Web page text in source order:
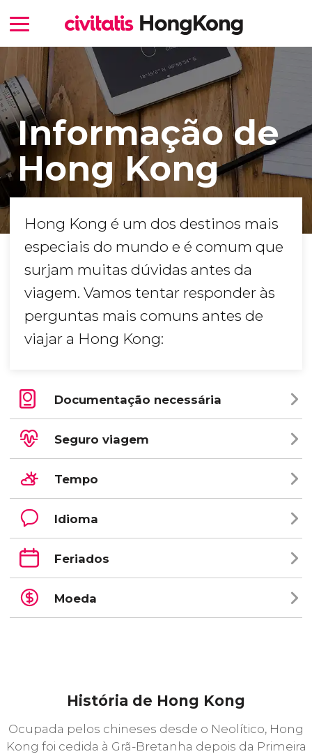
Informação de
Hong Kong
Hong Kong é um dos destinos mais
especiais do mundo e é comum que
surjam muitas dúvidas antes da
viagem. Vamos tentar responder às
perguntas mais comuns antes de
viajar a Hong Kong:
Documentação necessária
Seguro viagem
Tempo
Idioma
Feriados
Moeda
História de Hong Kong
Ocupada pelos chineses desde o Neolítico, Hong
Kong foi cedida à Grã-Bretanha depois da Primeira